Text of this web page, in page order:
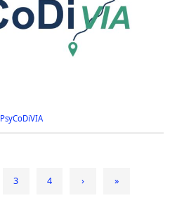
PsyCoDiVIA
3 4 › »